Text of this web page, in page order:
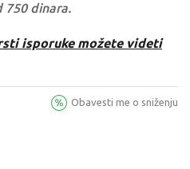
750 dinara.
isporuke možete videti
Obavesti me o sniženju